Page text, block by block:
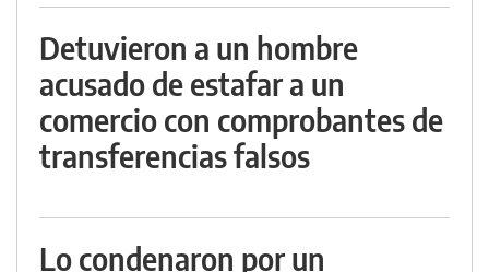
Detuvieron a un hombre
acusado de estafar a un
comercio con comprobantes de
transferencias falsos
Lo condenaron por un